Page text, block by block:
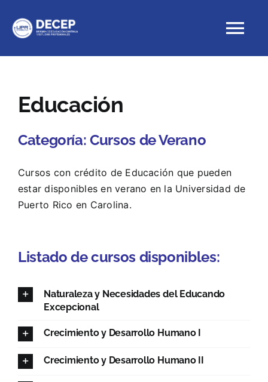
content
DECEP
Educación
Categoría:Cursos de Verano
Cursos con crédito de Educación que pueden
estar disponibles en verano en la Universidad de
Puerto Rico en Carolina.
Listado de cursos disponibles:
Naturaleza y Necesidades del Educando
Excepcional
Crecimiento y Desarrollo Humano I
Crecimiento y Desarrollo Humano II